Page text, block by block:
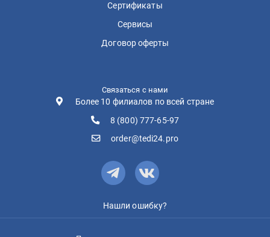
Сертификаты
Сервисы
Договор оферты
Связаться с нами
Более 10 филиалов по всей стране
8 (800) 777-65-97
order@tedi24.pro
Нашли ошибку?